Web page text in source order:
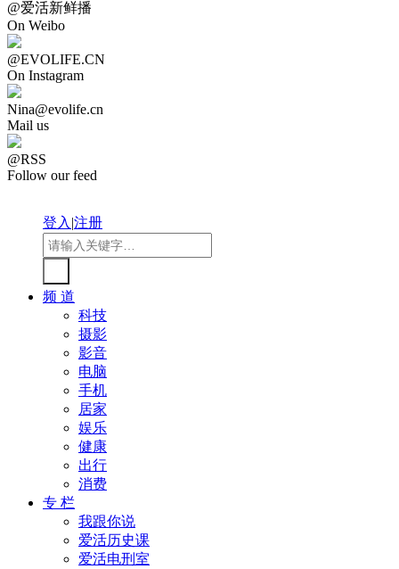
@爱活新鲜播
On Weibo
@EVOLIFE.CN
On Instagram
Nina@evolife.cn
Mail us
@RSS
Follow our feed
登入|注册
频 道
科技
摄影
影音
电脑
手机
居家
娱乐
健康
出行
消费
专 栏
我跟你说
爱活历史课
爱活电刑室